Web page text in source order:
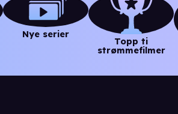
Nye serier
Topp ti
strømmefilmer